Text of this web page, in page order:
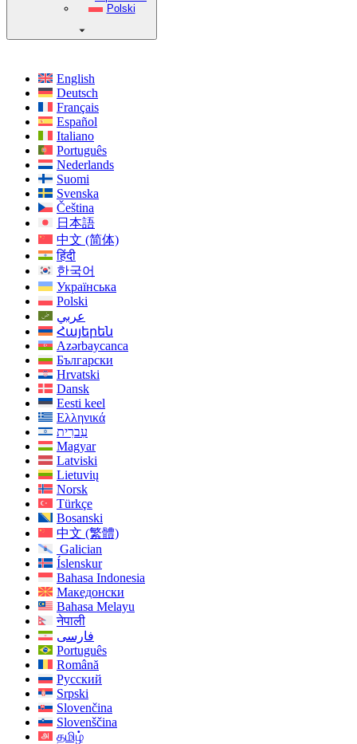
Polski
English
Deutsch
Français
Español
Italiano
Português
Nederlands
Suomi
Svenska
Čeština
日本語
中文 (简体)
हिंदी
한국어
Українська
Polski
عربي
Հայերեն
Azərbaycanca
Български
Hrvatski
Dansk
Eesti keel
Ελληνικά
עִברִית
Magyar
Latviski
Lietuvių
Norsk
Türkçe
Bosanski
中文 (繁體)
Galician
Íslenskur
Bahasa Indonesia
Македонски
Bahasa Melayu
नेपाली
فارسی
Português
Română
Русский
Srpski
Slovenčina
Slovenščina
தமிழ்